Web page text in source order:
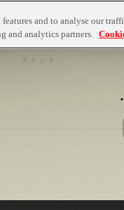
TICKET
チケット
and to analyse our
and analytics partners.